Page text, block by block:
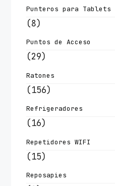
Punteros para Tablets
(8)
Puntos de Acceso
(29)
Ratones
(156)
Refrigeradores
(16)
Repetidores WIFI
(15)
Reposapies